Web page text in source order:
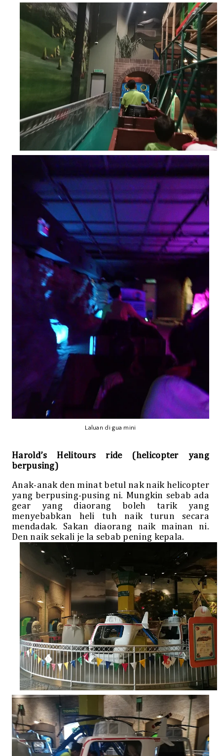
Laluan di gua mini
Harold’s Helitours ride (helicopter yang
berpusing)
Anak-anak den minat betul nak naik helicopter
yang berpusing-pusing ni. Mungkin sebab ada
gear yang diaorang boleh tarik yang
menyebabkan heli tuh naik turun secara
mendadak. Sakan diaorang naik mainan ni.
Den naik sekali je la sebab pening kepala.